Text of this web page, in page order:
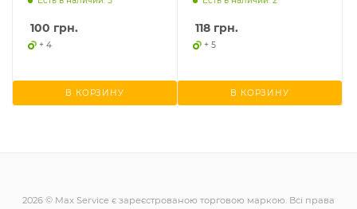
100 грн.
+ 4
В КОРЗИНУ
118 грн.
+ 5
В КОРЗИНУ
2026 © Max Service є зареєстрованою торговою маркою. Всі права